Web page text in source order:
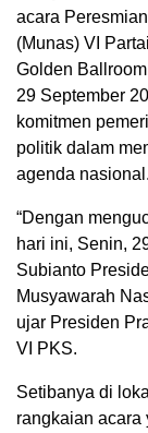
acara
(Munas) VI
Golden
29 September
komitmen
politik dalam
agenda nasional.
“Dengan
hari ini, Senin,
Subianto
Musyawarah
ujar Presiden
VI PKS.
Setibanya di
rangkaian